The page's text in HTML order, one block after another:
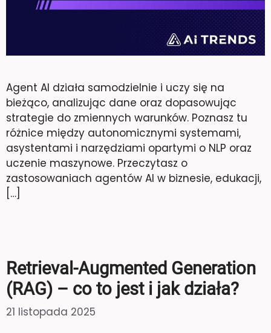
Agent AI działa samodzielnie i uczy się na
bieżąco, analizując dane oraz dopasowując
strategie do zmiennych warunków. Poznasz tu
różnice między autonomicznymi systemami,
asystentami i narzędziami opartymi o NLP oraz
uczenie maszynowe. Przeczytasz o
zastosowaniach agentów AI w biznesie, edukacji,
[…]
Retrieval-Augmented Generation
(RAG) – co to jest i jak działa?
21 listopada 2025